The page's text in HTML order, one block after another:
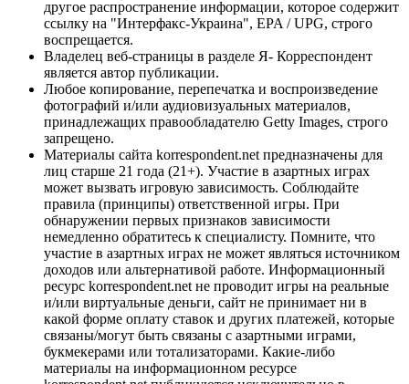
другое распространение информации, которое содержит
ссылку на "Интерфакс-Украина", EPA / UPG, строго
воспрещается.
Владелец веб-страницы в разделе Я- Корреспондент
является автор публикации.
Любое копирование, перепечатка и воспроизведение
фотографий и/или аудиовизуальных материалов,
принадлежащих правообладателю Getty Images, строго
запрещено.
Материалы сайта korrespondent.net предназначены для
лиц старше 21 года (21+). Участие в азартных играх
может вызвать игровую зависимость. Соблюдайте
правила (принципы) ответственной игры. При
обнаружении первых признаков зависимости
немедленно обратитесь к специалисту. Помните, что
участие в азартных играх не может являться источником
доходов или альтернативой работе. Информационный
ресурс korrespondent.net не проводит игры на реальные
и/или виртуальные деньги, сайт не принимает ни в
какой форме оплату ставок и других платежей, которые
связаны/могут быть связаны с азартными играми,
букмекерами или тотализаторами. Какие-либо
материалы на информационном ресурсе